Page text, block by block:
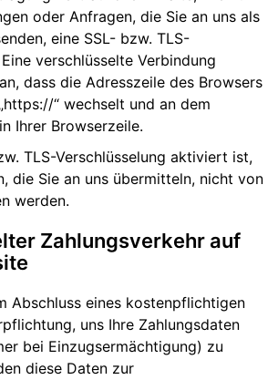
oder Anfragen, die Sie an uns als
eine SSL- bzw. TLS-
verschlüsselte Verbindung
dass die Adresszeile des Browsers
“ wechselt und an dem
Ihrer Browserzeile.
TLS-Verschlüsselung aktiviert ist,
die Sie an uns übermitteln, nicht von
werden.
Zahlungsverkehr auf
Abschluss eines kostenpflichtigen
uns Ihre Zahlungsdaten
bei Einzugsermächtigung) zu
diese Daten zur